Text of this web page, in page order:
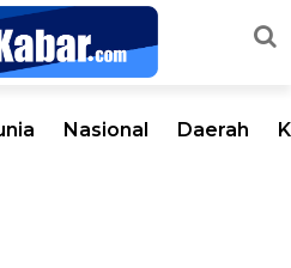
Nasional Daerah